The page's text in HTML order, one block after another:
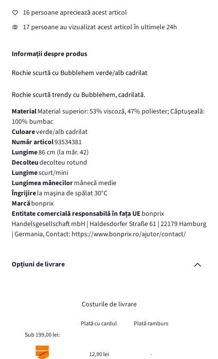
16 persoane apreciează acest articol
17 persoane au vizualizat acest articol în ultimele 24h
Informații despre produs
Rochie scurtă cu Bubblehem verde/alb cadrilat
Rochie scurtă trendy cu Bubblehem, cadrilată.
MaterialMaterial superior: 53% viscoză, 47% poliester; Căptuşeală:
100% bumbac
Culoareverde/alb cadrilat
Număr articol93534381
Lungime86 cm (la măr. 42)
Decolteudecolteu rotund
Lungimescurt/mini
Lungimea mânecilormânecă medie
Îngrijirela maşina de spălat 30°C
Marcăbonprix
Entitate comercială responsabilă în fața UE bonprix
Handelsgesellschaft mbH | Haldesdorfer Straße 61 | 22179 Hamburg
| Germania, Contact: https://www.bonprix.ro/ajutor/contact/
Opțiuni de livrare
Costurile de livrare
Plată cu cardul
Plată ramburs
Sub 199,00 lei:
12,90 lei -